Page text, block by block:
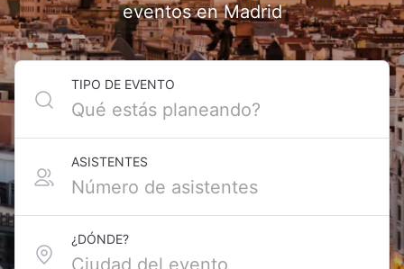
eventos en Madrid
TIPO DE EVENTO
ASISTENTES
¿DÓNDE?